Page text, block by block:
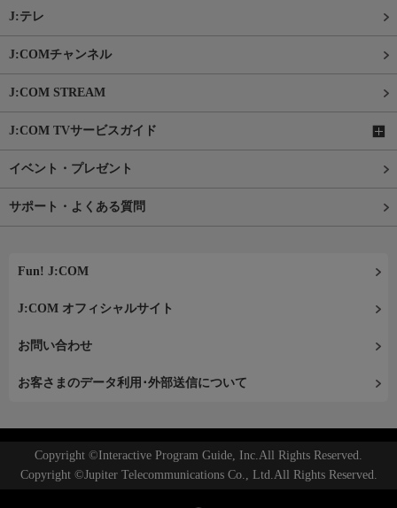
J:テレ
J:COMチャンネル
J:COM STREAM
J:COM TVサービスガイド
イベント・プレゼント
サポート・よくある質問
Fun! J:COM
J:COM オフィシャルサイト
お問い合わせ
お客さまのデータ利用･外部送信について
Copyright ©Interactive Program Guide, Inc.All Rights Reserved.
Copyright ©Jupiter Telecommunications Co., Ltd.All Rights Reserved.